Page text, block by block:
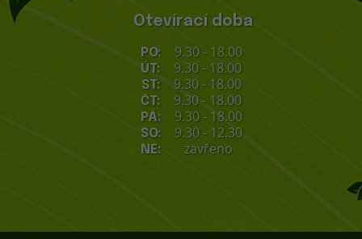
Otevírací doba
PO: 9.30 - 18.00
ÚT: 9.30 - 18.00
ST: 9.30 - 18.00
ČT: 9.30 - 18.00
PÁ: 9.30 - 18.00
SO: 9.30 - 12.30
NE: zavřeno